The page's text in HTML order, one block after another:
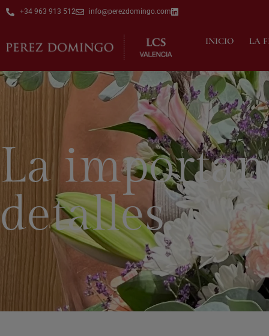
+34 963 913 512 info@perezdomingo.com
INICIO LA
La
detalles.